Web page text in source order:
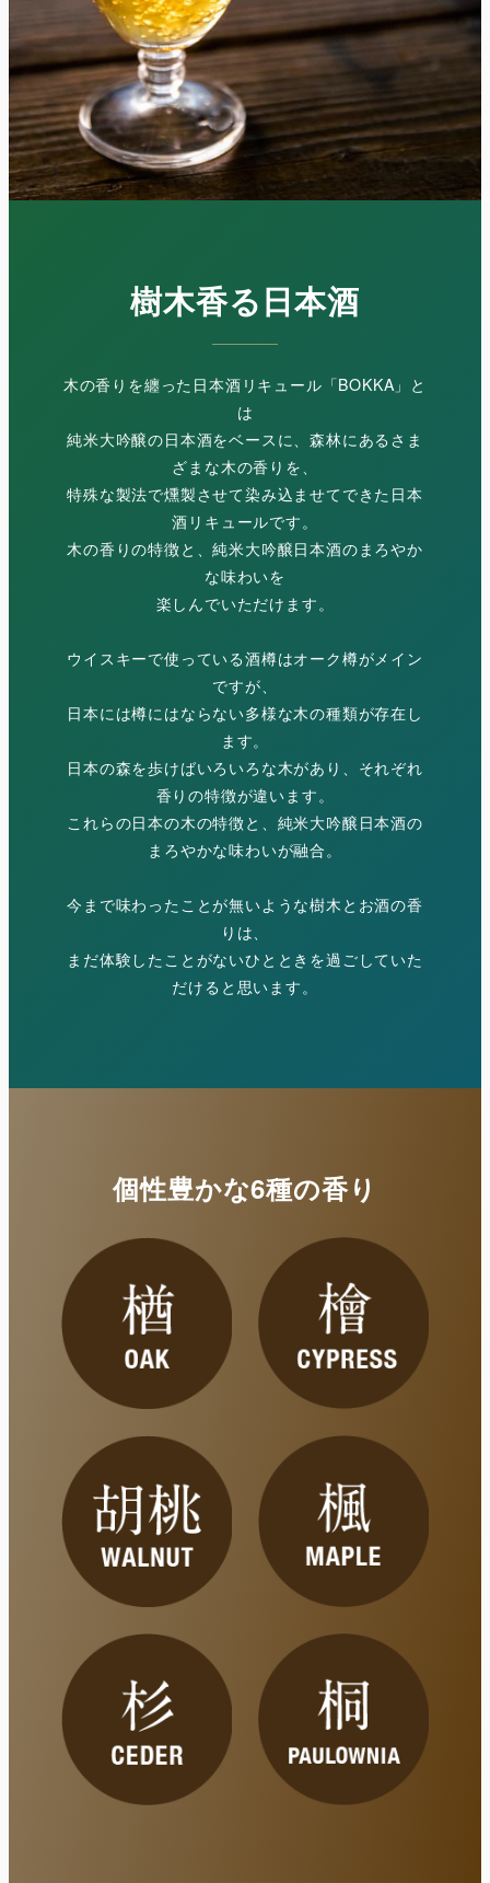
樹木香る日本酒
木の香りを纏った日本酒リキュール「BOKKA」と
は
純米大吟醸の日本酒をベースに、森林にあるさま
ざまな木の香りを、
特殊な製法で燻製させて染み込ませてできた日本
酒リキュールです。
木の香りの特徴と、純米大吟醸日本酒のまろやか
な味わいを
楽しんでいただけます。
ウイスキーで使っている酒樽はオーク樽がメイン
ですが、
日本には樽にはならない多様な木の種類が存在し
ます。
日本の森を歩けばいろいろな木があり、それぞれ
香りの特徴が違います。
これらの日本の木の特徴と、純米大吟醸日本酒の
まろやかな味わいが融合。
今まで味わったことが無いような樹木とお酒の香
りは、
まだ体験したことがないひとときを過ごしていた
だけると思います。
個性豊かな6種の香り